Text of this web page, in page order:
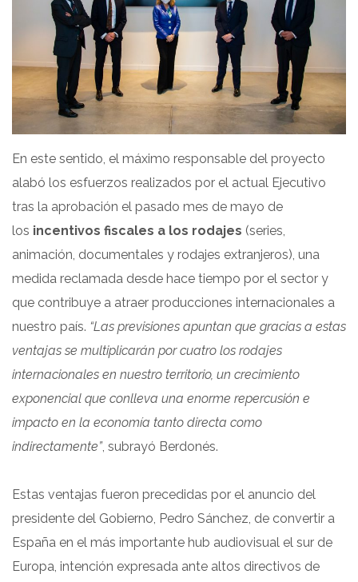
En este sentido, el máximo responsable del proyecto
alabó los esfuerzos realizados por el actual Ejecutivo
tras la aprobación el pasado mes de mayo de
los incentivos fiscales a los rodajes (series,
animación, documentales y rodajes extranjeros), una
medida reclamada desde hace tiempo por el sector y
que contribuye a atraer producciones internacionales a
nuestro país. “Las previsiones apuntan que gracias a estas
ventajas se multiplicarán por cuatro los rodajes
internacionales en nuestro territorio, un crecimiento
exponencial que conlleva una enorme repercusión e
impacto en la economía tanto directa como
indirectamente”, subrayó Berdonés.
Estas ventajas fueron precedidas por el anuncio del
presidente del Gobierno, Pedro Sánchez, de convertir a
España en el más importante hub audiovisual el sur de
Europa, intención expresada ante altos directivos de